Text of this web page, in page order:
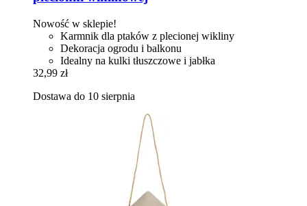
Nowość w sklepie!
Karmnik dla ptaków z plecionej wikliny
Dekoracja ogrodu i balkonu
Idealny na kulki tłuszczowe i jabłka
32,99 zł
Dostawa do 10 sierpnia